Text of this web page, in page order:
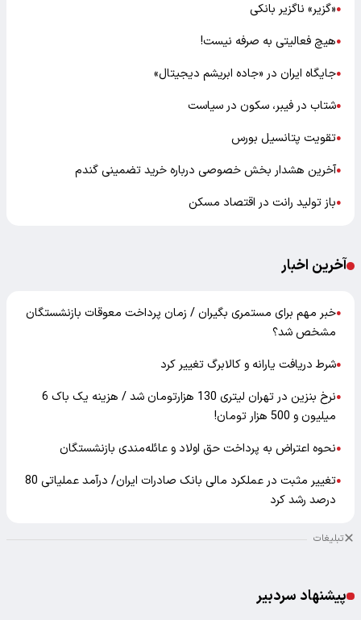
●«گزیر» ناگزیر بانکی
●هیچ فعالیتی به صرفه نیست!
●جایگاه ایران در «جاده ابریشم دیجیتال»
●شتاب در فیبر، سکون در سیاست
●تقویت پتانسیل بورس
●آخرین هشدار بخش خصوصی درباره خرید تضمینی گندم
●باز تولید رانت در اقتصاد مسکن
آخرین اخبار
●خبر مهم برای مستمری بگیران / زمان پرداخت معوقات بازنشستگان
مشخص شد؟
●شرط دریافت یارانه و کالابرگ تغییر کرد
●
نرخ بنزین در تهران لیتری 130 هزارتومان شد / هزینه یک باک 6
میلیون و 500 هزار تومان!
●نحوه اعتراض به پرداخت حق اولاد و عائله‌مندی بازنشستگان
●
تغییر مثبت در عملکرد مالی بانک صادرات ایران/ درآمد عملیاتی 80
درصد رشد کرد
تبلیغات
پیشنهاد سردبیر